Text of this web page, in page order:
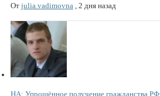
От julia.vadimovna 2 дня назад
НА: Упрощённое получение гражданства РФ